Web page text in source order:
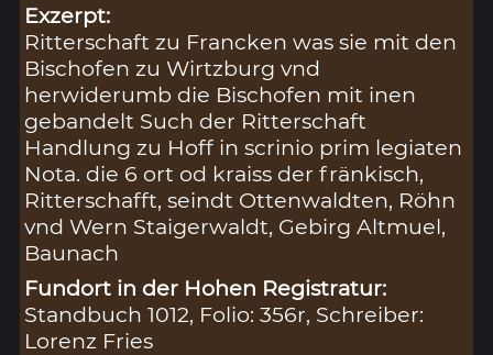
Exzerpt:
Ritterschaft zu Francken was sie mit den
Bischofen zu Wirtzburg vnd
herwiderumb die Bischofen mit inen
gebandelt Such der Ritterschaft
Handlung zu Hoff in scrinio prim legiaten
Nota. die 6 ort od kraiss der fränkisch,
Ritterschafft, seindt Ottenwaldten, Röhn
vnd Wern Staigerwaldt, Gebirg Altmuel,
Baunach
Fundort in der Hohen Registratur:
Standbuch 1012, Folio: 356r, Schreiber:
Lorenz Fries